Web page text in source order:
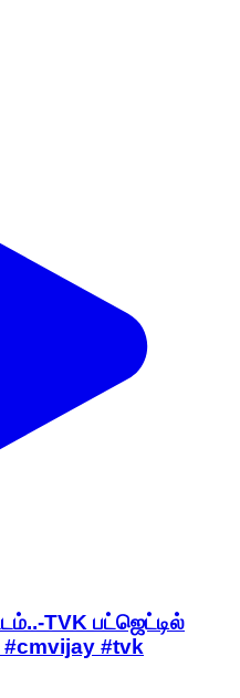
TVK பட்ஜெட்டில்
#cmvijay #tvk